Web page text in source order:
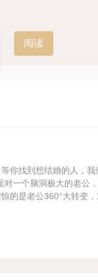
阅读
你找到想结婚的人，
对一个脑洞极大的老
的是老公360°大转变